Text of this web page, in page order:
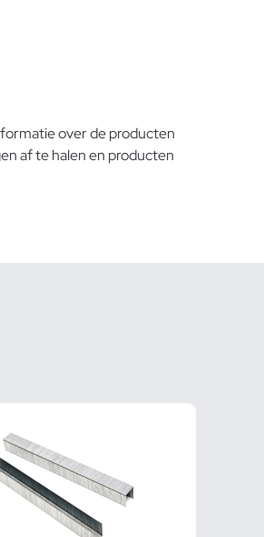
over de producten
af te halen en producten